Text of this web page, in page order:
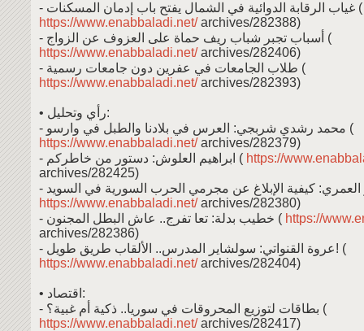
- غياب الرقابة الدوائية في الشمال يفتح باب إدمان المسكنات (
https://www.enabbaladi.net/archives/282388)
- أسباب تجبر شباب ريف حماة على العزوف عن الزواج (
https://www.enabbaladi.net/archives/282406)
- طلاب الجامعات في عفرين دون جامعات رسمية (
https://www.enabbaladi.net/archives/282393)
• رأي وتحليل:
- محمد رشدي شربجي: العرس في بلادنا والطبل في وارسو (
https://www.enabbaladi.net/archives/282379)
- ابراهيم العلوش: دستور من خاطركم ( https://
archives/282425)
https://www.enabbaladi.net/archives/282380)
- خطيب بدلة: تعا تفرج.. عاش البطل المجنون ( https://
archives/282386)
- عروة القنواتي: سولشاير المدرس.. الألقاب طريق طويل! (
https://www.enabbaladi.net/archives/282404)
• اقتصاد:
- بطاقات لتوزيع المحروقات في سوريا.. ذكية أم غبية؟ (
https://www.enabbaladi.net/archives/282417)